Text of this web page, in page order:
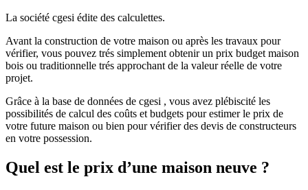
La société cgesi édite des calculettes.
Avant la construction de votre maison ou après les travaux pour
vérifier, vous pouvez trés simplement obtenir un prix budget maison
bois ou traditionnelle trés approchant de la valeur réelle de votre
projet.
Grâce à la base de données de cgesi , vous avez plébiscité les
possibilités de calcul des coûts et budgets pour estimer le prix de
votre future maison ou bien pour vérifier des devis de constructeurs
en votre possession.
Quel est le prix d’une maison neuve ?